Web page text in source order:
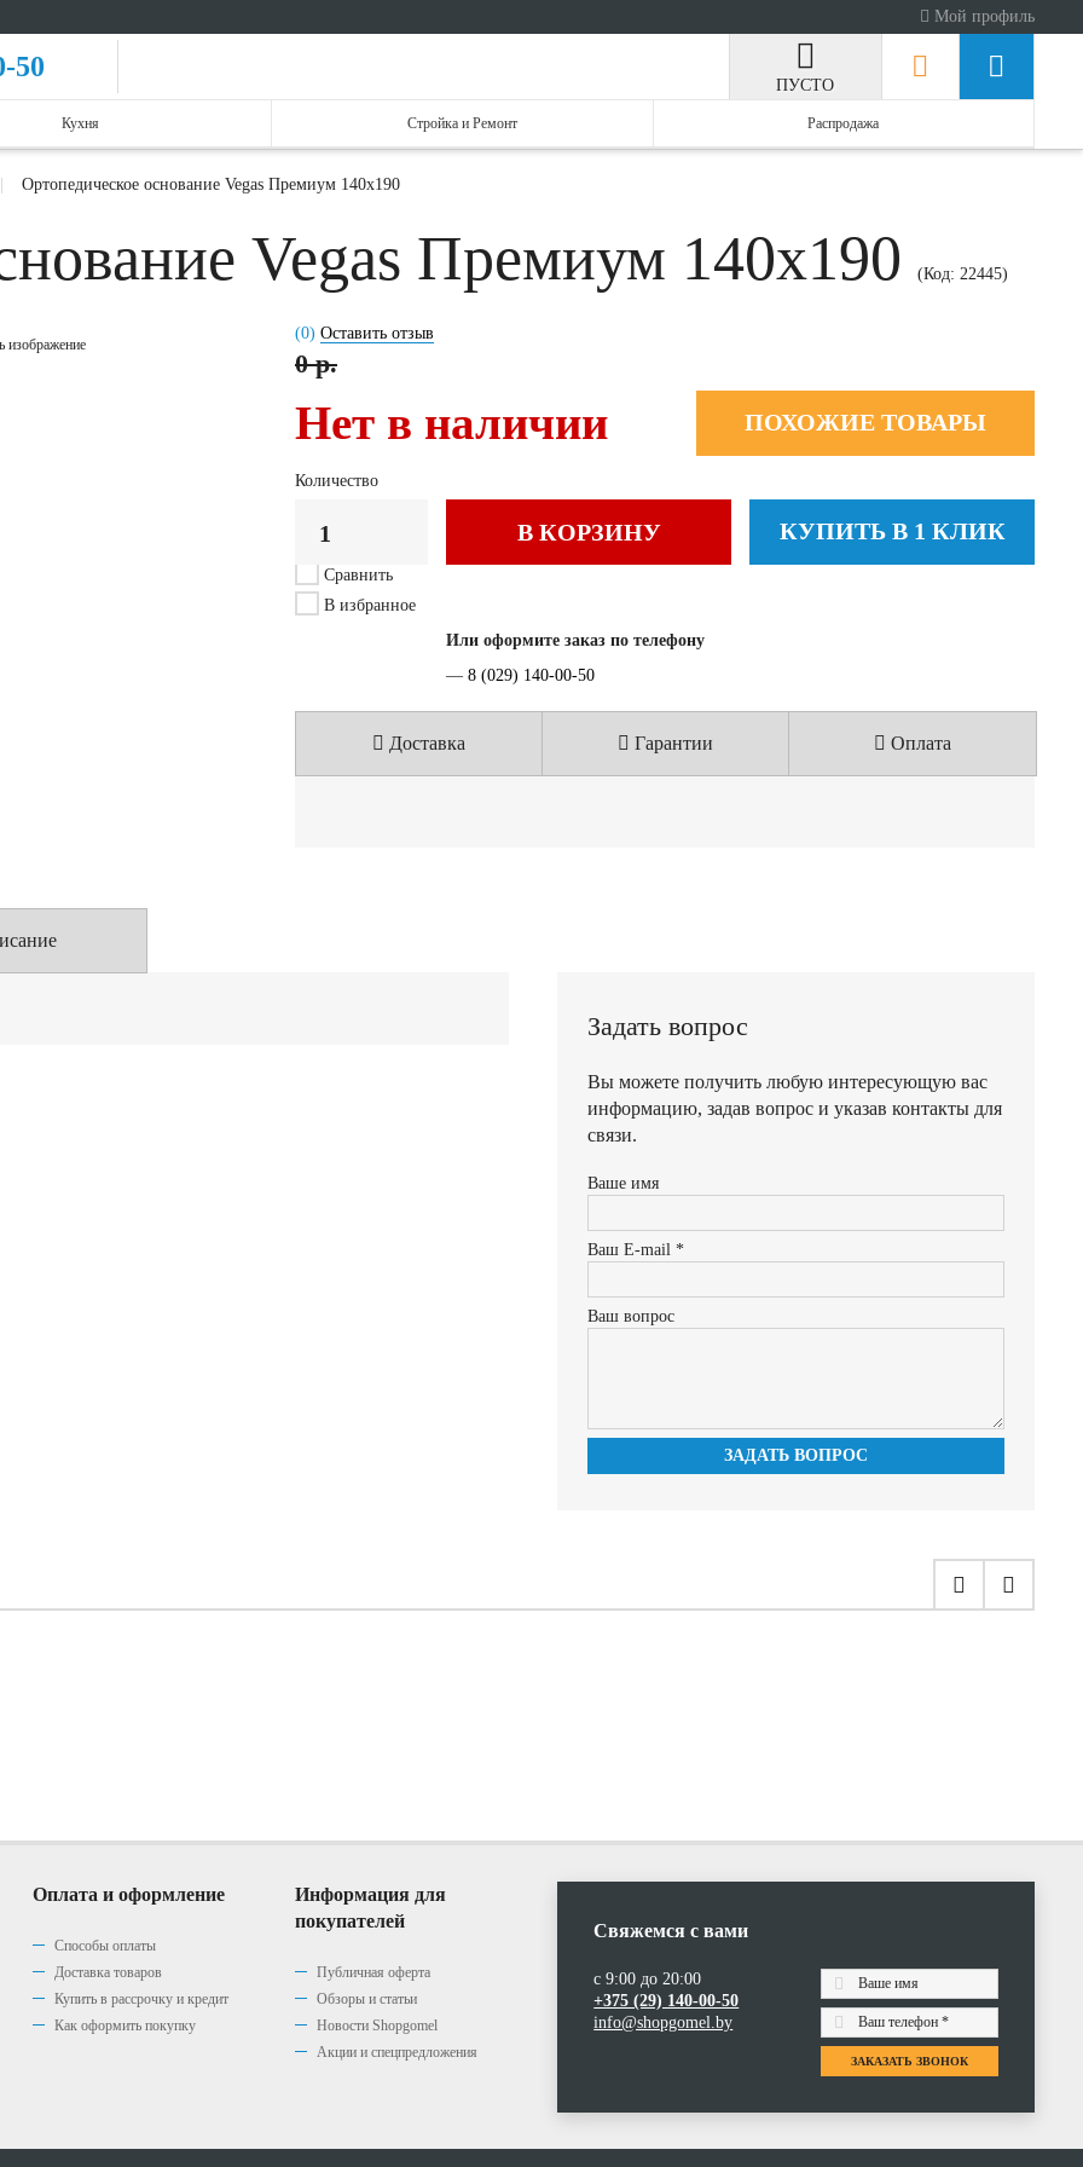
Мой профиль
50
ПУСТО
Кухня Стройка и Ремонт Распродажа
Ортопедическое основание Vegas Премиум 140x190
Vegas Премиум 140x190 (Код: 22445)
изображение
(0) Оставить отзыв
0 р.
Нет в наличии ПОХОЖИЕ ТОВАРЫ
Количество
В КОРЗИНУ КУПИТЬ В 1 КЛИК
Сравнить
В избранное
Или оформите заказ по телефону
— 8 (029) 140-00-50
Доставка Гарантии Оплата
Задать вопрос
Вы можете получить любую интересующую вас
информацию, задав вопрос и указав контакты для
связи.
Ваше имя
Ваш E-mail *
Ваш вопрос
ЗАДАТЬ ВОПРОС
Оплата и оформление
Способы оплаты
Доставка товаров
Купить в рассрочку и кредит
Как оформить покупку
Информация для
покупателей
Публичная оферта
Обзоры и статьи
Новости Shopgomel
Акции и спецпредложения
Свяжемся с вами
с 9:00 до 20:00
+375 (29) 140-00-50
info@shopgomel.by
ЗАКАЗАТЬ ЗВОНОК